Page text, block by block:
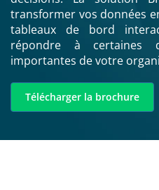
transformer vos données
tableaux de bord
répondre à certaines
importantes de votre
Télécharger la brochure